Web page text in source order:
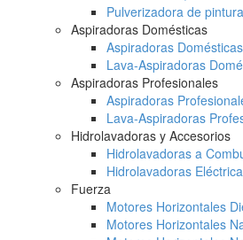
Pulverizadora de pintura
Aspiradoras Domésticas
Aspiradoras Domésticas
Lava-Aspiradoras
Aspiradoras Profesionales
Aspiradoras
Lava-Aspiradoras
Hidrolavadoras y Accesorios
Hidrolavadoras a
Hidrolavadoras
Fuerza
Motores Horizontales
Motores Horizontales